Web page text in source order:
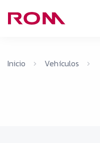
Inicio Vehículos